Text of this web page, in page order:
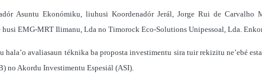
Asuntu Ekonómiku, liuhusi Koordenadór Jerál, Jorge Rui de
husi EMG-MRT Ilimanu, Lda no Timorock Eco-Solutions Unipessoal, Lda.
hala’o avaliasaun téknika ba proposta investimentu sira tuir rekizitu ne’ebé
no Akordu Investimentu Espesiál (ASI).